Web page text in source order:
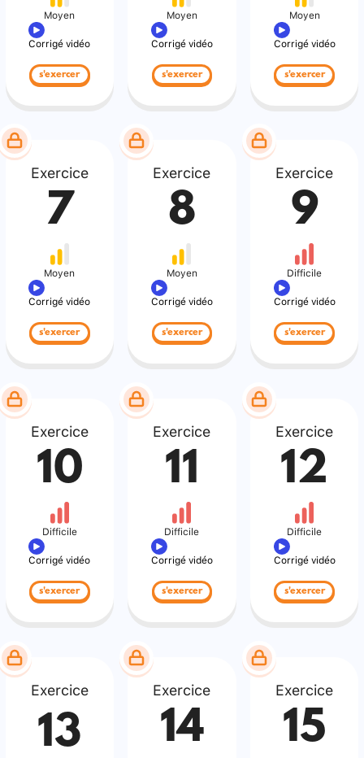
Moyen
Corrigé vidéo
s'exercer
Moyen
Corrigé vidéo
s'exercer
Moyen
Corrigé vidéo
s'exercer
Exercice
7
Moyen
Corrigé vidéo
s'exercer
Exercice
8
Moyen
Corrigé vidéo
s'exercer
Exercice
9
Difficile
Corrigé vidéo
s'exercer
Exercice
10
Difficile
Corrigé vidéo
s'exercer
Exercice
11
Difficile
Corrigé vidéo
s'exercer
Exercice
12
Difficile
Corrigé vidéo
s'exercer
Exercice
13
Exercice
14
Exercice
15